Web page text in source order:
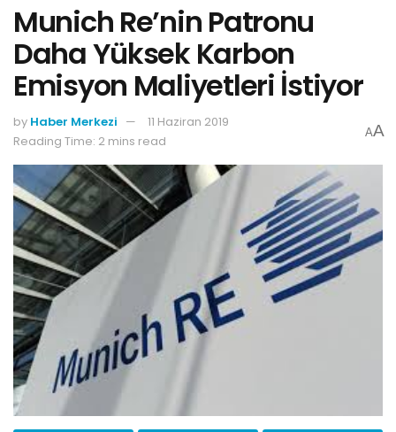
Munich Re’nin Patronu
Daha Yüksek Karbon
Emisyon Maliyetleri İstiyor
by Haber Merkezi
11 Haziran 2019
Reading Time: 2 mins read
AA